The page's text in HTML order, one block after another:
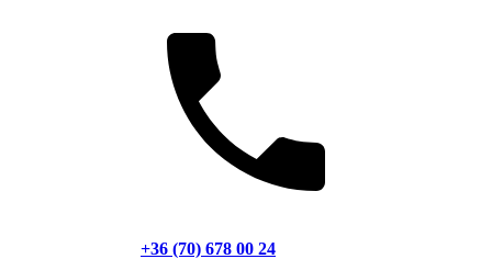
+36 (70) 678 00 24